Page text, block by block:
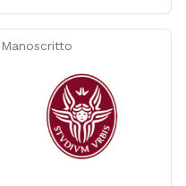
Manoscritto